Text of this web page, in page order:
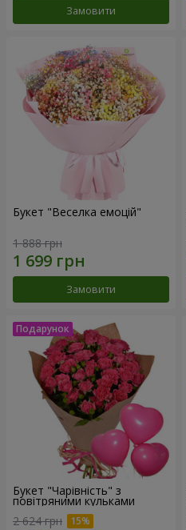
Замовити
Букет "Веселка емоцій"
1 888 грн
Замовити
Букет "Чарівність" з
повітряними кульками
2 624 грн